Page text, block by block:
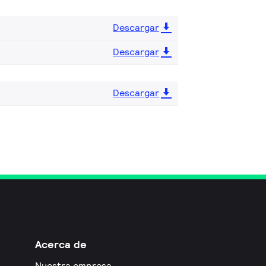
Descargar
Descargar
Descargar
Acerca de